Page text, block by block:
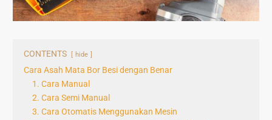
CONTENTS hide
Cara Asah Mata Bor Besi dengan Benar
1. Cara Manual
2. Cara Semi Manual
3. Cara Otomatis Menggunakan Mesin